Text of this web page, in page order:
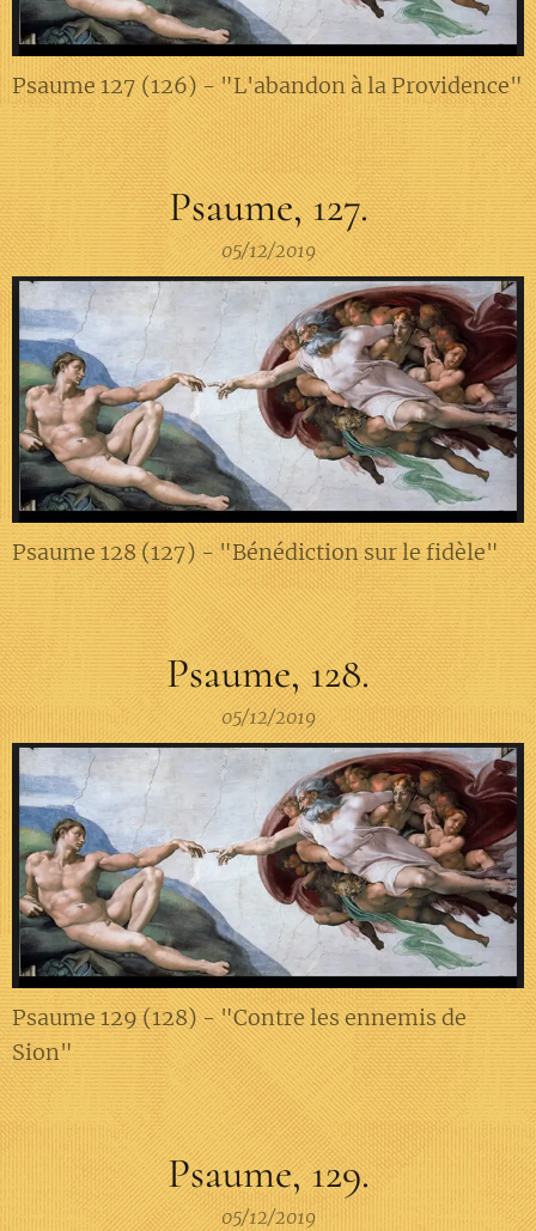
Psaume 127 (126) - "L'abandon à la Providence"
Psaume, 127.
05/12/2019
Psaume 128 (127) - "Bénédiction sur le fidèle"
Psaume, 128.
05/12/2019
Psaume 129 (128) - "Contre les ennemis de
Sion"
Psaume, 129.
05/12/2019